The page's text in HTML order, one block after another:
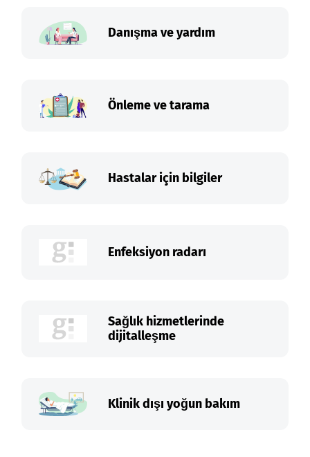
Danışma ve yardım
Önleme ve tarama
Hastalar için bilgiler
Enfeksiyon radarı
Sağlık hizmetlerinde
dijitalleşme
Klinik dışı yoğun bakım